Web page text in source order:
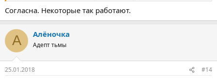
Согласна. Некоторые так работают.
А Алёночка
Адепт тьмы
25.01.2018 #14